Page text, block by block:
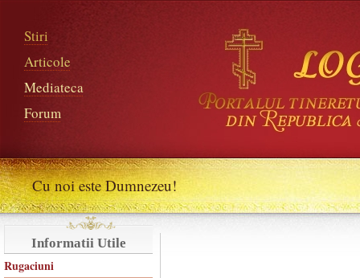
Stiri
Articole
Mediateca
Forum
Cu noi este Dumnezeu!
Informatii Utile
Rugaciuni